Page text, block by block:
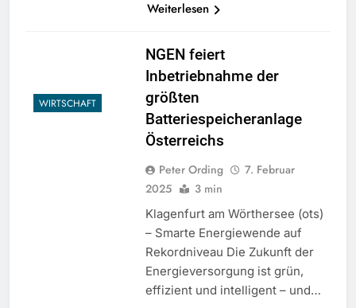
Weiterlesen
WIRTSCHAFT
NGEN feiert
Inbetriebnahme der
größten
Batteriespeicheranlage
Österreichs
Peter Ording
7. Februar
2025
3 min
Klagenfurt am Wörthersee (ots)
– Smarte Energiewende auf
Rekordniveau Die Zukunft der
Energieversorgung ist grün,
effizient und intelligent – und…